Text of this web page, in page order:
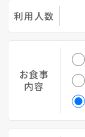
利用人数
お食事
内容